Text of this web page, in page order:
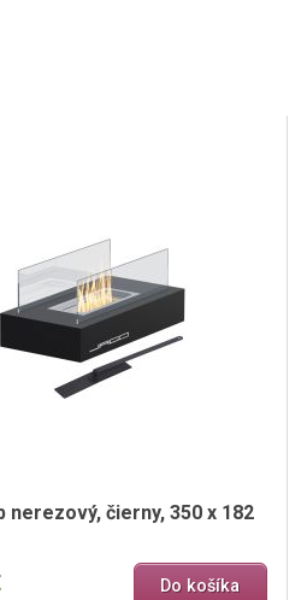
nerezový, čierny, 350 x 182
Do košíka